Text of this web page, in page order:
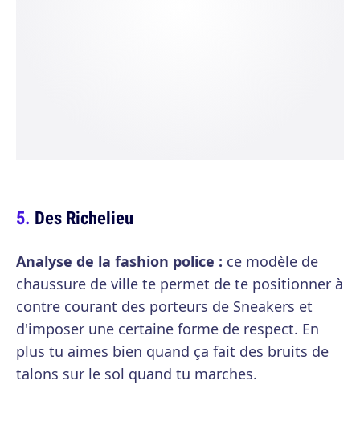
Des Richelieu
Analyse de la fashion police : ce modèle de
chaussure de ville te permet de te positionner à
contre courant des porteurs de Sneakers et
d'imposer une certaine forme de respect. En
plus tu aimes bien quand ça fait des bruits de
talons sur le sol quand tu marches.